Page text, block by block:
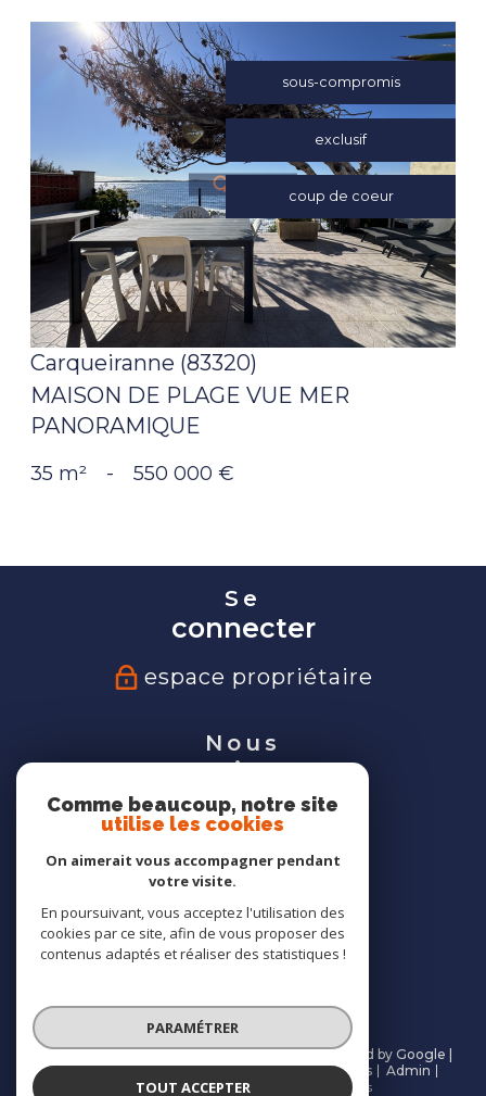
sous-compromis
exclusif
coup de coeur
voir le
bien
Carqueiranne (83320)
MAISON DE PLAGE VUE MER
PANORAMIQUE
35 m² - 550 000 €
Se
connecter
espace propriétaire
Nous
suivre
Nous
adhérons
© 2026 | Tous droits réservés | Traduction powered by Google |
Nos honoraires
Plan du site Mentions légales
Admin
Partenaires
Politique RGPD Cookies
Comme beaucoup, notre site
utilise les cookies
On aimerait vous accompagner pendant
votre visite.
En poursuivant, vous acceptez l'utilisation des
cookies par ce site, afin de vous proposer des
contenus adaptés et réaliser des statistiques !
PARAMÉTRER
TOUT ACCEPTER